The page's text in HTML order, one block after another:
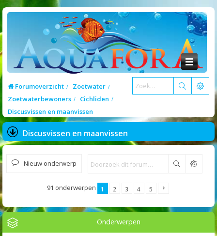
Forumoverzicht
Zoetwater
Zoetwaterbewoners
Cichliden
Discusvissen en maanvissen
Discusvissen en maanvissen
Nieuw onderwerp Zoek
91 onderwerpen 1 2 3 4 5
Onderwerpen